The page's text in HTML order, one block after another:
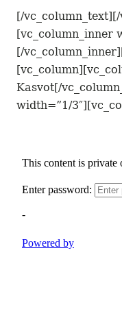
[/
[vc_column_inner
[/
Kasvot[/
width=”1/